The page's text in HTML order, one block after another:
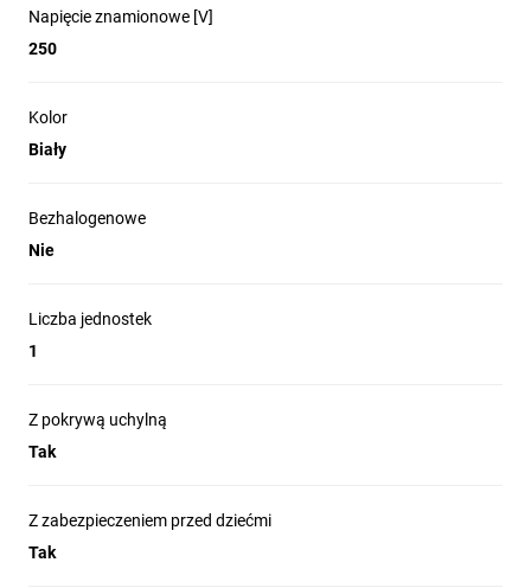
Napięcie znamionowe [V]
250
Kolor
Biały
Bezhalogenowe
Nie
Liczba jednostek
1
Z pokrywą uchylną
Tak
Z zabezpieczeniem przed dziećmi
Tak